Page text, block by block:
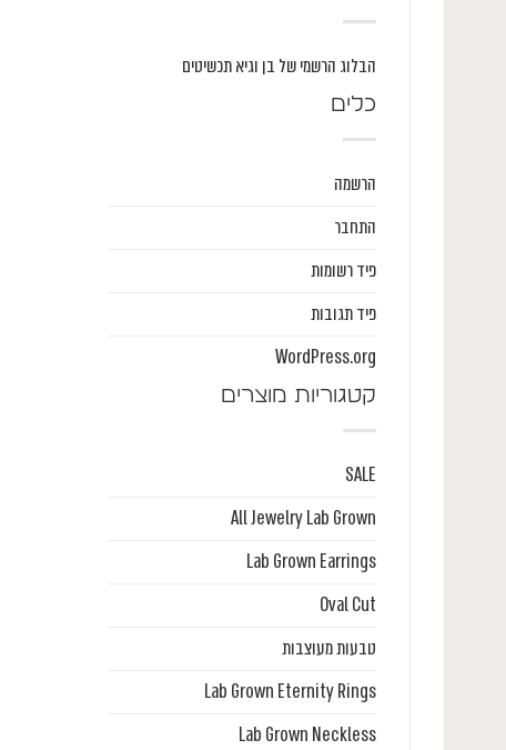
הבלוג הרשמי של בן וגיא תכשיטים
כלים
הרשמה
התחבר
פיד רשומות
פיד תגובות
WordPress.org
קטגוריות מוצרים
SALE
All Jewelry Lab Grown
Lab Grown Earrings
Oval Cut
טבעות מעוצבות
Lab Grown Eternity Rings
Lab Grown Neckless